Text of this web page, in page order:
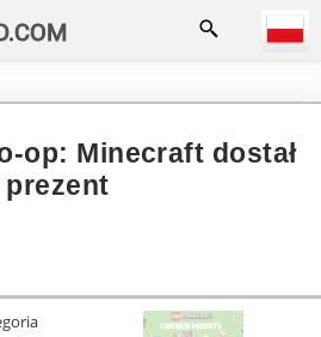
op: Minecraft dostał